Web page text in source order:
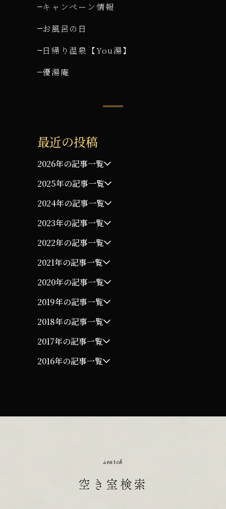
キャンペーン情報
お風呂の日
日帰り温泉【You湯】
優湯庵
最近の投稿
2026年の記事一覧
2025年の記事一覧
2024年の記事一覧
2023年の記事一覧
2022年の記事一覧
2021年の記事一覧
2020年の記事一覧
2019年の記事一覧
2018年の記事一覧
2017年の記事一覧
2016年の記事一覧
search
空き室検索